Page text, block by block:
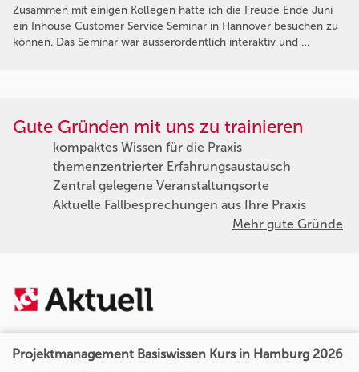
Zusammen mit einigen Kollegen hatte ich die Freude Ende Juni
ein Inhouse Customer Service Seminar in Hannover besuchen zu
können. Das Seminar war ausserordentlich interaktiv und …
Gute Gründen mit uns zu trainieren
kompaktes Wissen für die Praxis
themenzentrierter Erfahrungsaustausch
Zentral gelegene Veranstaltungsorte
Aktuelle Fallbesprechungen aus Ihre Praxis
Mehr gute Gründe
Projektmanagement Basiswissen Kurs in Hamburg 2026